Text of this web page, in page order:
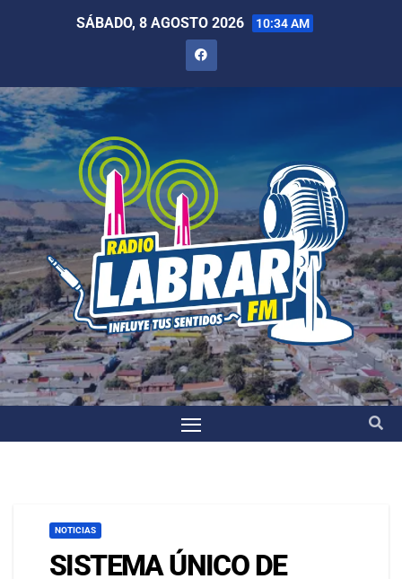
SÁBADO, 8 AGOSTO 2026 10:34 AM
NOTICIAS
SISTEMA ÚNICO DE